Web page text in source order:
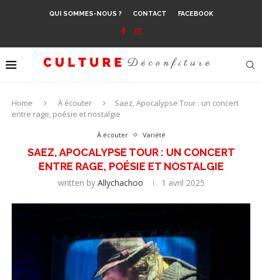
QUI SOMMES-NOUS ? CONTACT FACEBOOK
Home À écouter
Saez, Apocalypse Tour : un concert
entre rage, poésie et nostalgie
À écouter Variété
SAEZ, APOCALYPSE TOUR : UN CONCERT
ENTRE RAGE, POÉSIE ET NOSTALGIE
written by Allychachoo 1 avril 2025